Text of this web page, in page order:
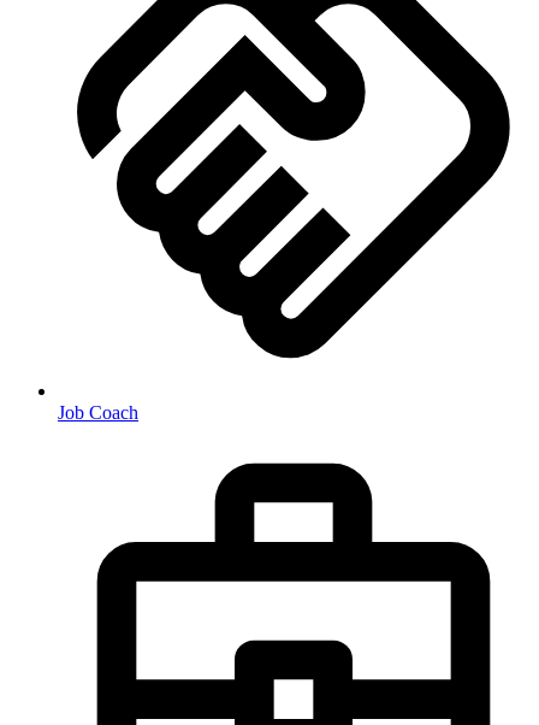
Job Coach